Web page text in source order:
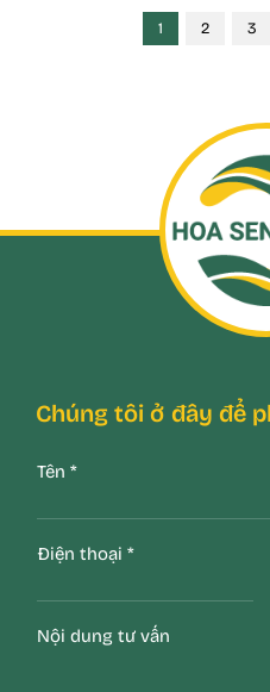
1 2 3
Chúng tôi ở đây để
Tên *
Điện thoại *
Nội dung tư vấn